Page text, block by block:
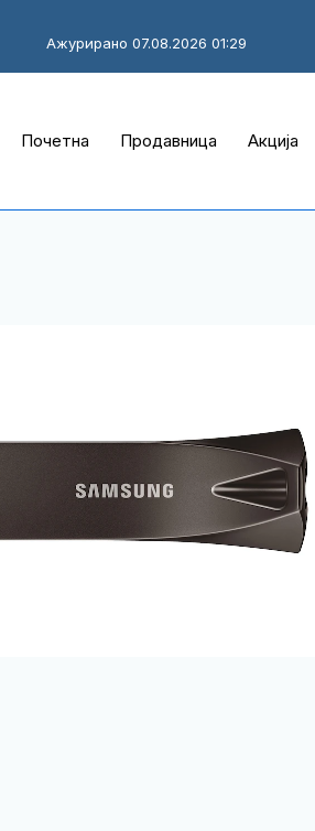
Ажурирано 07.08.2026 01:29
Почетна Продавница Акција